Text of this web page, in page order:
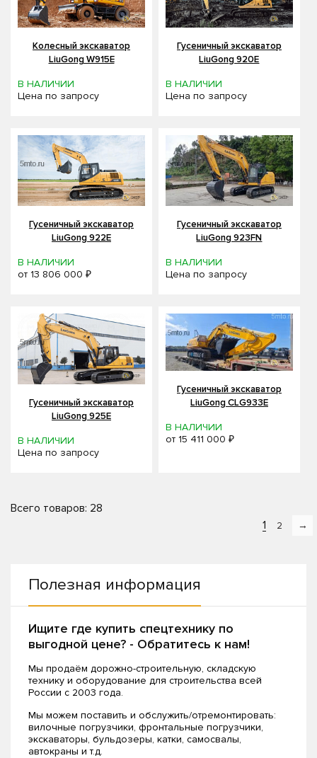
Колесный экскаватор
LiuGong W915E
В НАЛИЧИИ
Цена по запросу
Гусеничный экскаватор
LiuGong 920Е
В НАЛИЧИИ
Цена по запросу
Гусеничный экскаватор
LiuGong 922E
В НАЛИЧИИ
от 13 806 000 ₽
Гусеничный экскаватор
LiuGong 923FN
В НАЛИЧИИ
Цена по запросу
Гусеничный экскаватор
LiuGong 925E
В НАЛИЧИИ
Цена по запросу
Гусеничный экскаватор
LiuGong CLG933E
В НАЛИЧИИ
от15 411 000 ₽
Всего товаров: 28
1
2 →
Полезная информация
Ищите где купить спецтехнику по
выгодной цене? - Обратитесь к нам!
Мы продаём дорожно-строительную, складскую
технику и оборудование для строительства всей
России с 2003 года.
Мы можем поставить и обслужить/отремонтировать:
вилочные погрузчики, фронтальные погрузчики,
экскаваторы, бульдозеры, катки, самосвалы,
автокраны и т.д.